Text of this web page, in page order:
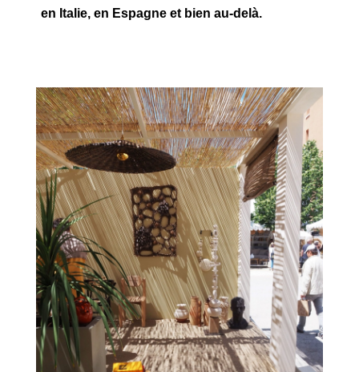
en Italie, en Espagne et bien au-delà.